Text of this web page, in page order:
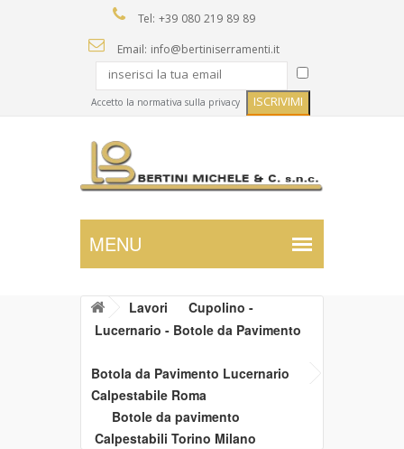
Tel: +39 080 219 89 89
Email: info@bertiniserramenti.it
Accetto la normativa sulla privacy
Lavori
Cupolino -
Lucernario - Botole da Pavimento
Botola da Pavimento Lucernario
Calpestabile Roma
Botole da pavimento
Calpestabili Torino Milano